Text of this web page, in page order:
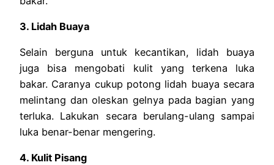
3. Lidah Buaya
Selain berguna untuk kecantikan, lidah buaya
juga bisa mengobati kulit yang terkena luka
bakar. Caranya cukup potong lidah buaya secara
melintang dan oleskan gelnya pada bagian yang
terluka. Lakukan secara berulang-ulang sampai
luka benar-benar mengering.
4. Kulit Pisang